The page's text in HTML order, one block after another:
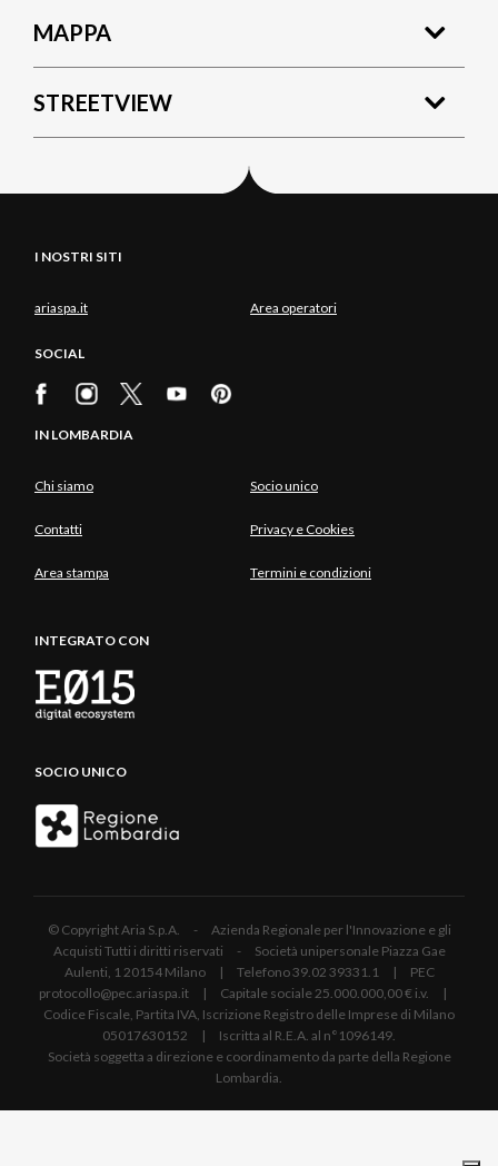
MAPPA
STREETVIEW
I NOSTRI SITI
ariaspa.it Area operatori
SOCIAL
IN LOMBARDIA
Chi siamo Socio unico
Contatti Privacy e Cookies
Area stampa Termini e condizioni
INTEGRATO CON
SOCIO UNICO
© Copyright Aria S.p.A. - Azienda Regionale per l'Innovazione e gli
Acquisti Tutti i diritti riservati - Società unipersonale Piazza Gae
Aulenti, 1 20154 Milano | Telefono 39.02 39331.1 | PEC
protocollo@pec.ariaspa.it | Capitale sociale 25.000.000,00 € i.v. |
Codice Fiscale, Partita IVA, Iscrizione Registro delle Imprese di Milano
05017630152 | Iscritta al R.E.A. al n°1096149.
Società soggetta a direzione e coordinamento da parte della Regione
Lombardia.